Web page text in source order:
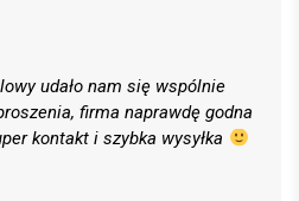
udało nam się wspólnie
firma naprawdę godna
kontakt i szybka wysyłka